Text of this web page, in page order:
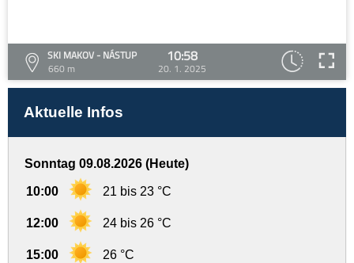
SKI MAKOV - NÁSTUP
660 m
10:58
20. 1. 2025
Aktuelle Infos
Sonntag 09.08.2026 (Heute)
10:00 21 bis 23 °C
12:00 24 bis 26 °C
15:00 26 °C